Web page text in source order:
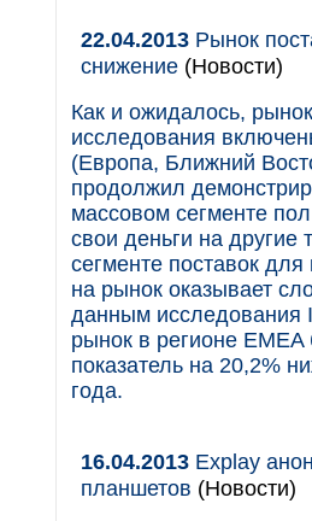
22.04.2013 Рынок
снижение (Новости)
Как и ожидалось,
исследования
(Европа, Ближний
продолжил
массовом сегменте
свои деньги на другие
сегменте поставок
на рынок оказывает
данным исследования
рынок в регионе
показатель на 20,2%
года.
16.04.2013 Explay
планшетов (Новости)